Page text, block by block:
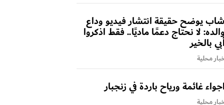
شاب يوضح حقيقة انتشار فيديو وداع
والده: لا نحتاج دعمًا ماديًا.. فقط اذكروا
بالخير
محلية
اجواء غائمة ورياح باردة في زنجبار
محلية